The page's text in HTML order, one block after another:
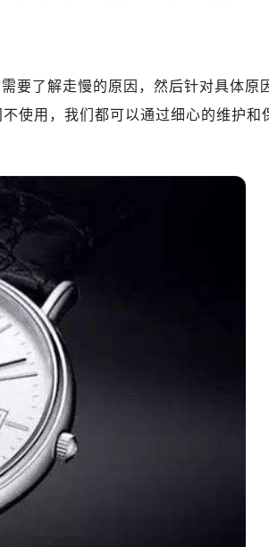
要了解走慢的原因，然后针对具体原
使用，我们都可以通过细心的维护和